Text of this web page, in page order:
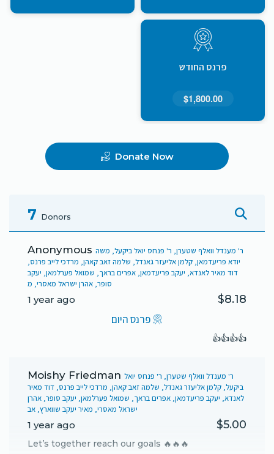
פרנס החודש
$1,800.00
Donate Now
7 Donors
Anonymous ר' מענדל וואלף שטערן, ר' פנחס יואל ביקעל, משה
יודא פריעדמאן, קלמן אליעזר גאנדל, שלמה זאב קאהן, מרדכי לייב פרנס,
דוד מאיר לאנדא, יעקב פריעדמאן, אפרים בראך, שמואל פערלמאן, יעקב
סופר, אהרן ישראל מאסרי, מ
1 year ago
$8.18
פרנס היום
👍👍👍👍
Moishy Friedman ר' מענדל וואלף שטערן, ר' פנחס יואל
ביקעל, קלמן אליעזר גאנדל, שלמה זאב קאהן, מרדכי לייב פרנס, דוד מאיר
לאנדא, יעקב פריעדמאן, אפרים בראך, שמואל פערלמאן, יעקב סופר, אהרן
ישראל מאסרי, מאיר יעקב שווארץ, אב
1 year ago $5.00
Let’s together reach our goals 🔥🔥🔥